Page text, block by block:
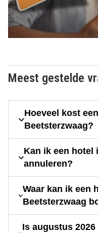
Meest gestelde
Hoeveel kost
Beetsterzwaag?
Kan ik een hotel
annuleren?
Waar kan ik een
Beetsterzwaag
Is augustus